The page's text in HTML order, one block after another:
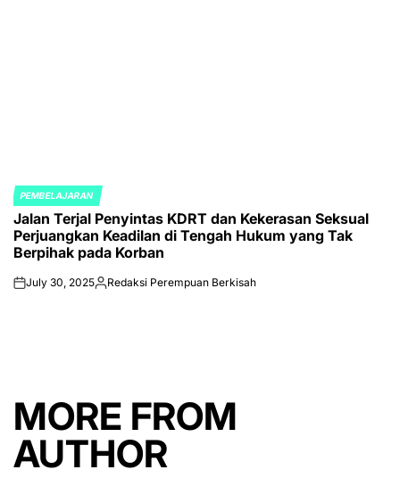
POSTED
IN
PEMBELAJARAN
Jalan Terjal Penyintas KDRT dan Kekerasan Seksual
Perjuangkan Keadilan di Tengah Hukum yang Tak
Berpihak pada Korban
onJuly 30, 2025Posted
Redaksi Perempuan Berkisah
MORE FROM
AUTHOR